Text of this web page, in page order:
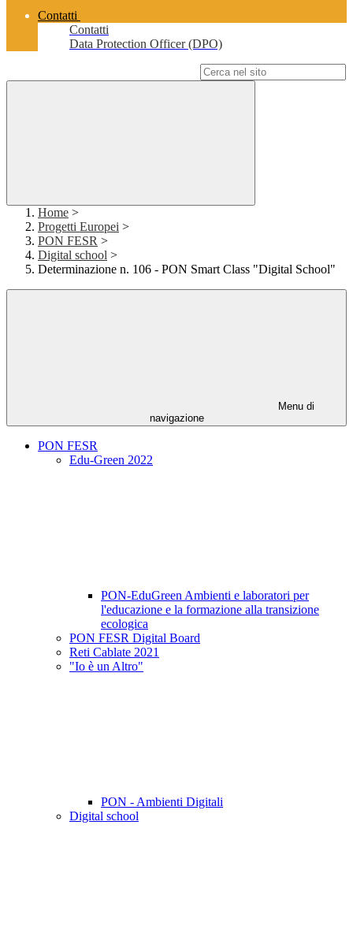
Contatti
Contatti
Data Protection Officer (DPO)
Home >
Progetti Europei >
PON FESR >
Digital school >
Determinazione n. 106 - PON Smart Class "Digital School"
Menu di
navigazione
PON FESR
Edu-Green 2022
PON-EduGreen Ambienti e laboratori per
l'educazione e la formazione alla transizione
ecologica
PON FESR Digital Board
Reti Cablate 2021
"Io è un Altro"
PON - Ambienti Digitali
Digital school